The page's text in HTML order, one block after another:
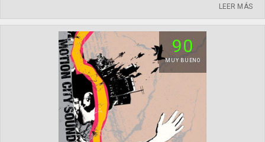
LEER MÁS
90
MUY BUENO